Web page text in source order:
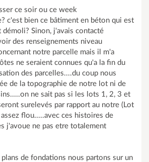
ce soir ou ce week
c'est bien ce bâtiment en béton qui est
Sinon, j'avais contacté
des renseignements niveau
notre parcelle mais il m'a
ne seraient connues qu'a la fin du
des parcelles....du coup nous
de la topographie de notre lot ni de
ne sait pas si les lots 1, 2, 3 et
surelevés par rapport au notre (Lot
flou.....avec ces histoires de
j'avoue ne pas etre totalement
de fondations nous partons sur un